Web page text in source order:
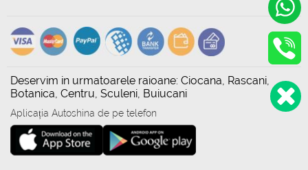
Deservim in urmatoarele raioane: Ciocana, Rascani,
Botanica, Centru, Sculeni, Buiucani
Aplicația Autoshina de pe telefon